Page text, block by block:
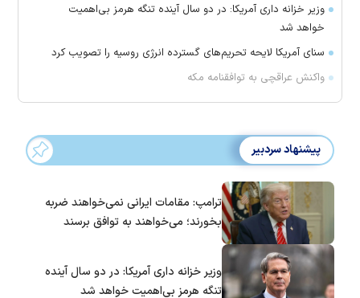
وزیر خزانه داری آمریکا: در دو سال آینده تنگه هرمز بی‌اهمیت
خواهد شد
سنای آمریکا لایحه تحریم‌های گسترده انرژی روسیه را تصویب کرد
واکنش عراقچی به توافقنامه مکه
پیشنهاد سردبیر
ترامپ: مقامات ایرانی نمی‌خواهند ضربه
بخورند؛ می‌خواهند به توافق برسند
وزیر خزانه داری آمریکا: در دو سال آینده
تنگه هرمز بی‌اهمیت خواهد شد